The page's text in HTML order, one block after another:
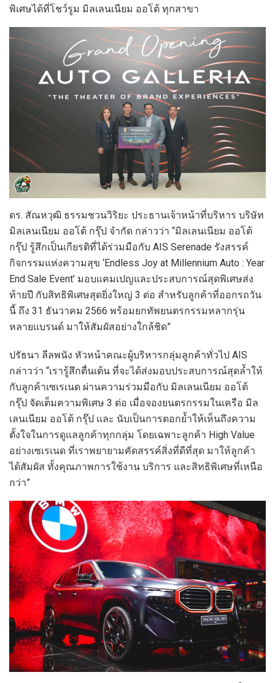
พิเศษได้ที่โชว์รูม มิลเลนเนียม ออโต้ ทุกสาขา
ดร. สัณหวุฒิ ธรรมชวนวิริยะ ประธานเจ้าหน้าที่บริหาร บริษัท
มิลเลนเนียม ออโต้ กรุ๊ป จำกัด กล่าวว่า “มิลเลนเนียม ออโต้
กรุ๊ป รู้สึกเป็นเกียรติที่ได้ร่วมมือกับ AIS Serenade รังสรรค์
กิจกรรมแห่งความสุข ‘Endless Joy at Millennium Auto : Year
End Sale Event’ มอบแคมเปญและประสบการณ์สุดพิเศษส่ง
ท้ายปี กับสิทธิพิเศษสุดยิ่งใหญ่ 3 ต่อ สำหรับลูกค้าที่ออกรถวัน
นี้ ถึง 31 ธันวาคม 2566 พร้อมยกทัพยนตรกรรมหลากรุ่น
หลายแบรนด์ มาให้สัมผัสอย่างใกล้ชิด”
ปรัธนา ลีลพนัง หัวหน้าคณะผู้บริหารกลุ่มลูกค้าทั่วไป AIS
กล่าวว่า “เรารู้สึกตื่นเต้น ที่จะได้ส่งมอบประสบการณ์สุดล้ำให้
กับลูกค้าเซเรเนด ผ่านความร่วมมือกับ มิลเลนเนียม ออโต้
กรุ๊ป จัดเต็มความพิเศษ 3 ต่อ เมื่อจองยนตรกรรมในเครือ มิล
เลนเนียม ออโต้ กรุ๊ป และ นับเป็นการตอกย้ำให้เห็นถึงความ
ตั้งใจในการดูแลลูกค้าทุกกลุ่ม โดยเฉพาะลูกค้า High Value
อย่างเซเรเนด ที่เราพยายามคัดสรรค์สิ่งที่ดีที่สุด มาให้ลูกค้า
ได้สัมผัส ทั้งคุณภาพการใช้งาน บริการ และสิทธิพิเศษที่เหนือ
กว่า”